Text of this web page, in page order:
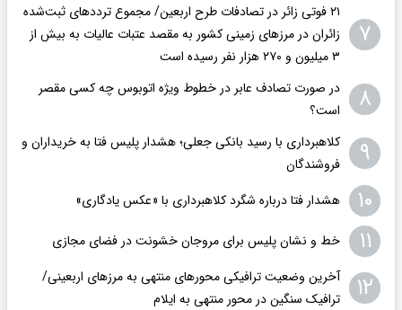
۷
۲۱ فوتی زائر در تصادفات طرح اربعین/ مجموع ترددهای ثبت‌شده
زائران در مرزهای زمینی کشور به مقصد عتبات عالیات به بیش از
۳ میلیون و ۲۷۰ هزار نفر رسیده است
۸
در صورت تصادف عابر در خطوط ویژه اتوبوس چه کسی مقصر
است؟
۹
کلاهبرداری با رسید بانکی جعلی؛ هشدار پلیس فتا به خریداران و
فروشندگان
۱۰ هشدار فتا درباره شگرد کلاهبرداری با «عکس یادگاری»
۱۱ خط و نشان پلیس برای مروجان خشونت در فضای مجازی
۱۲
آخرین وضعیت ترافیکی محورهای منتهی به مرزهای اربعینی/
ترافیک سنگین در محور منتهی به ایلام